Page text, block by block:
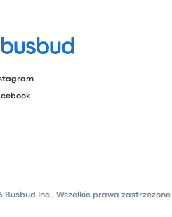
Busbud Inc., Wszelkie prawa zastrzeżone